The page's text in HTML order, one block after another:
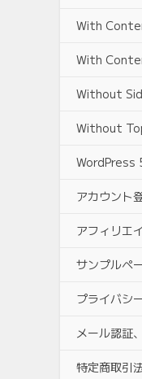
With
With
Without
Without
WordPress
アカウント
アフィリエ
サンプルペ
プライバシ
メール認証
特定商取引